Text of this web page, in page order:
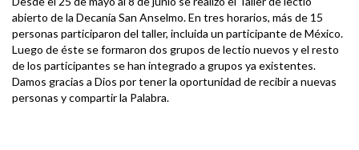
abierto de la Decanía San Anselmo. En tres horarios, más de 15
personas participaron del taller, incluida un participante de México.
Luego de éste se formaron dos grupos de lectio nuevos y el resto
de los participantes se han integrado a grupos ya existentes.
Damos gracias a Dios por tener la oportunidad de recibir a nuevas
personas y compartir la Palabra.